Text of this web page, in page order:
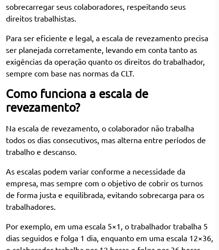
sobrecarregar seus colaboradores, respeitando seus
direitos trabalhistas.
Para ser eficiente e legal, a escala de revezamento precisa
ser planejada corretamente, levando em conta tanto as
exigências da operação quanto os direitos do trabalhador,
sempre com base nas normas da CLT.
Como funciona a escala de
revezamento?
Na escala de revezamento, o colaborador não trabalha
todos os dias consecutivos, mas alterna entre períodos de
trabalho e descanso.
As escalas podem variar conforme a necessidade da
empresa, mas sempre com o objetivo de cobrir os turnos
de forma justa e equilibrada, evitando sobrecarga para os
trabalhadores.
Por exemplo, em uma escala 5×1, o trabalhador trabalha 5
dias seguidos e folga 1 dia, enquanto em uma escala 12×36,